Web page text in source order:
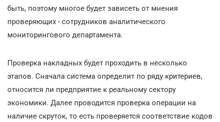
быть, поэтому многое будет зависеть от мнения
проверяющих - сотрудников аналитического
мониторингового департамента.
Проверка накладных будет проходить в несколько
этапов. Сначала система определит по ряду критериев,
относится ли предприятие к реальному сектору
экономики. Далее проводится проверка операции на
наличие скруток, то есть проверяется соответствие кодов